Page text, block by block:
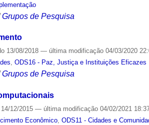
Grupos de Pesquisa
13/08/2018— última modificação 04/03/2020
,ODS16 - Paz, Justiça e Instituições Eficazes
Grupos de Pesquisa
14/12/2015— última modificação 04/02/2021
Econômico ,ODS11 - Cidades e